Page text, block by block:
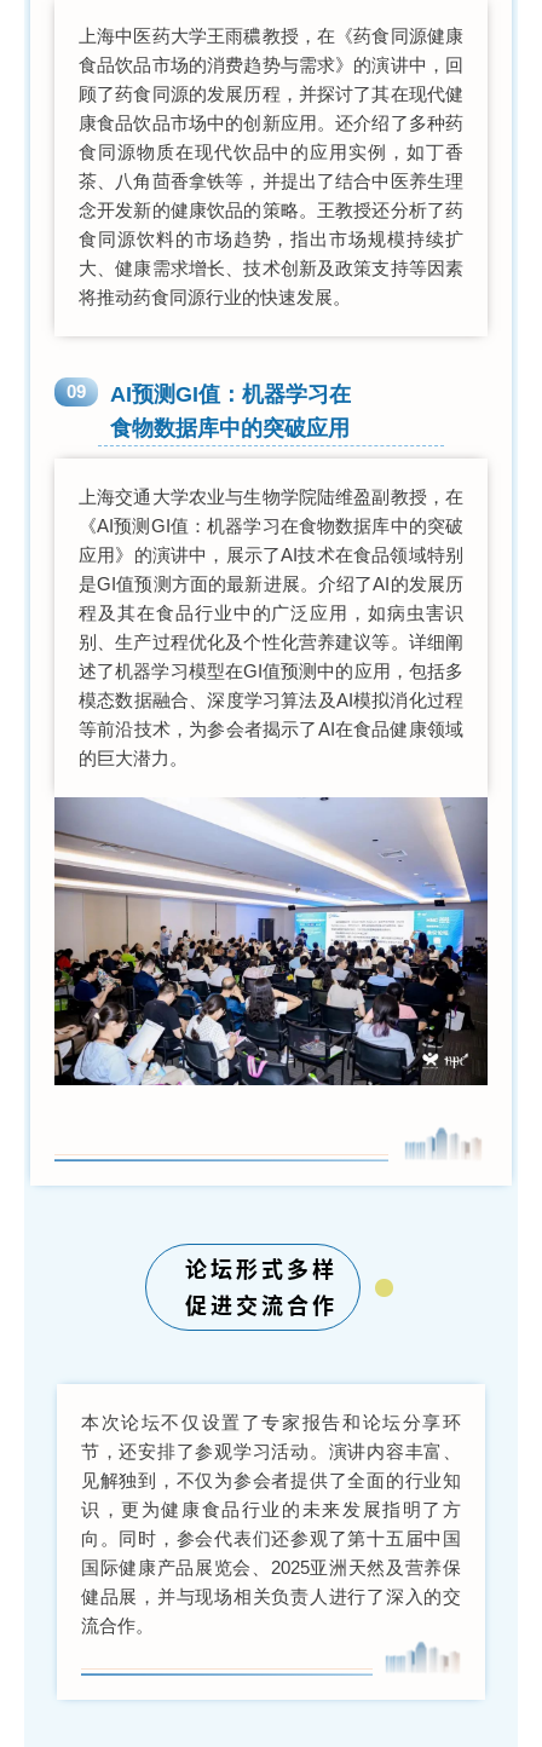
上海中医药大学王雨穠教授，在《药食同源健康
食品饮品市场的消费趋势与需求》的演讲中，回
顾了药食同源的发展历程，并探讨了其在现代健
康食品饮品市场中的创新应用。还介绍了多种药
食同源物质在现代饮品中的应用实例，如丁香
茶、八角茴香拿铁等，并提出了结合中医养生理
念开发新的健康饮品的策略。王教授还分析了药
食同源饮料的市场趋势，指出市场规模持续扩
大、健康需求增长、技术创新及政策支持等因素
将推动药食同源行业的快速发展。
09 AI预测GI值：机器学习在
食物数据库中的突破应用
上海交通大学农业与生物学院陆维盈副教授，在
《AI预测GI值：机器学习在食物数据库中的突破
应用》的演讲中，展示了AI技术在食品领域特别
是GI值预测方面的最新进展。介绍了AI的发展历
程及其在食品行业中的广泛应用，如病虫害识
别、生产过程优化及个性化营养建议等。详细阐
述了机器学习模型在GI值预测中的应用，包括多
模态数据融合、深度学习算法及AI模拟消化过程
等前沿技术，为参会者揭示了AI在食品健康领域
的巨大潜力。
论坛形式多样
促进交流合作
本次论坛不仅设置了专家报告和论坛分享环
节，还安排了参观学习活动。演讲内容丰富、
见解独到，不仅为参会者提供了全面的行业知
识，更为健康食品行业的未来发展指明了方
向。同时，参会代表们还参观了第十五届中国
国际健康产品展览会、2025亚洲天然及营养保
健品展，并与现场相关负责人进行了深入的交
流合作。